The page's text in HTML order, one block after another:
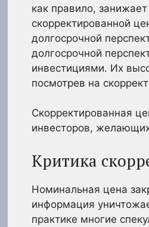
как правило,
скорректированной
долгосрочной
долгосрочной
инвестициями. Их
посмотрев на
Скорректированная
инвесторов,
Критика
Номинальная цена
информация
практике многие